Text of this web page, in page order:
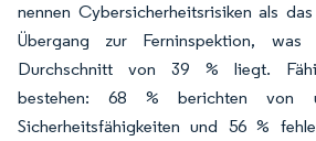
nennen Cybersicherheitsrisiken als
Übergang zur Ferninspektion,
Durchschnitt von 39 % liegt.
bestehen: 68 % berichten von
Sicherheitsfähigkeiten und 56 %